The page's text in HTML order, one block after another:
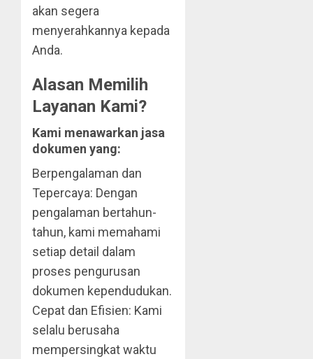
akan segera
menyerahkannya kepada
Anda.
Alasan Memilih
Layanan Kami?
Kami menawarkan jasa
dokumen yang:
Berpengalaman dan
Tepercaya: Dengan
pengalaman bertahun-
tahun, kami memahami
setiap detail dalam
proses pengurusan
dokumen kependudukan.
Cepat dan Efisien: Kami
selalu berusaha
mempersingkat waktu